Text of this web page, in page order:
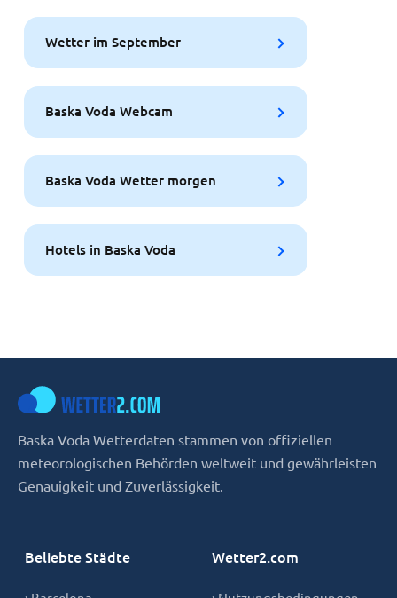
Wetter im September
Baska Voda Webcam
Baska Voda Wetter morgen
Hotels in Baska Voda
Baska Voda Wetterdaten stammen von offiziellen
meteorologischen Behörden weltweit und gewährleisten
Genauigkeit und Zuverlässigkeit.
Beliebte Städte Wetter2.com